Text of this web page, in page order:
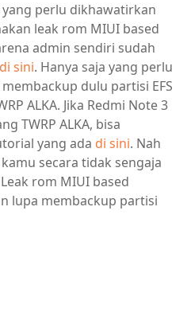
perlu dikhawatirkan
leak rom MIUI based
admin sendiri sudah
di sini. Hanya saja yang perlu
dulu partisi EFS
ALKA. Jika Redmi Note 3
TWRP ALKA, bisa
yang ada di sini. Nah
secara tidak sengaja
rom MIUI based
lupa membackup partisi